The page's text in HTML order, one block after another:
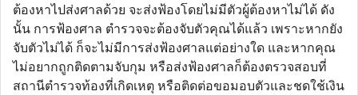
ต้องหาไปส่งศาลด้วย จะส่งฟ้องโดยไม่มีตัวผู้ต้องหาไม่ได้ ดัง
นั้น การฟ้องศาล ตำรวจจะต้องจับตัวคุณได้แล้ว เพราะหากยัง
จับตัวไม่ได้ ก็จะไม่มีการส่งฟ้องศาลแต่อย่างใด และหากคุณ
ไม่อยากถูกติดตามจับกุม หรือส่งฟ้องศาลก็ต้องตรวจสอบที่
สถานีตำรวจท้องที่เกิดเหตุ หรือติดต่อขอมอบตัวและชดใช้เงิน